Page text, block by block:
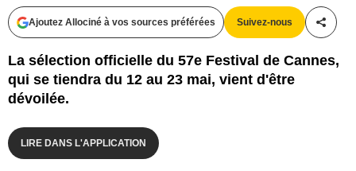
Ajoutez Allociné à vos sources préférées Suivez-nous
La sélection officielle du 57e Festival de Cannes,
qui se tiendra du 12 au 23 mai, vient d'être
dévoilée.
LIRE DANS L'APPLICATION